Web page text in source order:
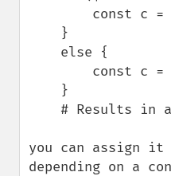
you can assign it
depending on a